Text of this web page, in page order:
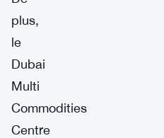
plus,
le
Dubai
Multi
Commodities
Centre